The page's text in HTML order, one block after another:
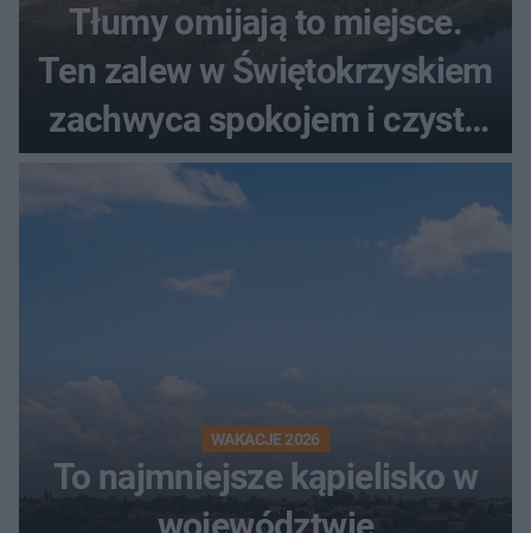
Tłumy omijają to miejsce.
Ten zalew w Świętokrzyskiem
zachwyca spokojem i czystą
wodą
WAKACJE 2026
To najmniejsze kąpielisko w